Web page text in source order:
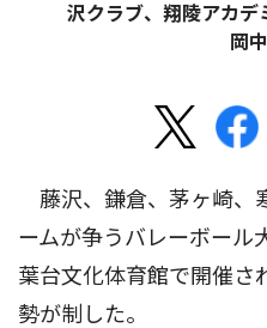
沢クラブ、翔陵アカデ
岡
藤沢、鎌倉、茅ヶ崎、
ームが争うバレーボール
葉台文化体育館で開催さ
勢が制した。